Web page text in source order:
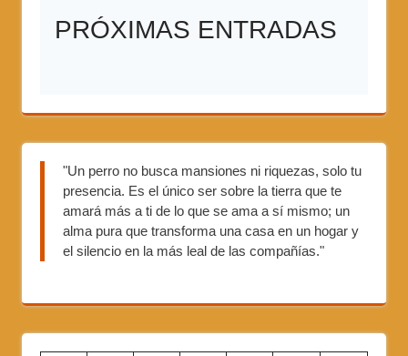
PRÓXIMAS ENTRADAS
"Un perro no busca mansiones ni riquezas, solo tu
presencia. Es el único ser sobre la tierra que te
amará más a ti de lo que se ama a sí mismo; un
alma pura que transforma una casa en un hogar y
el silencio en la más leal de las compañías."